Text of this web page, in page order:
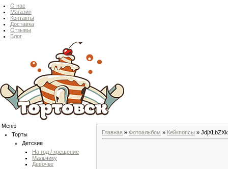
О нас
Магазин
Контакты
Доставка
Отзывы
Блог
Меню
Торты
Детские
На год / крещение
Мальчику
Девочке
Главная » Фотоальбом » Кейкпопсы »